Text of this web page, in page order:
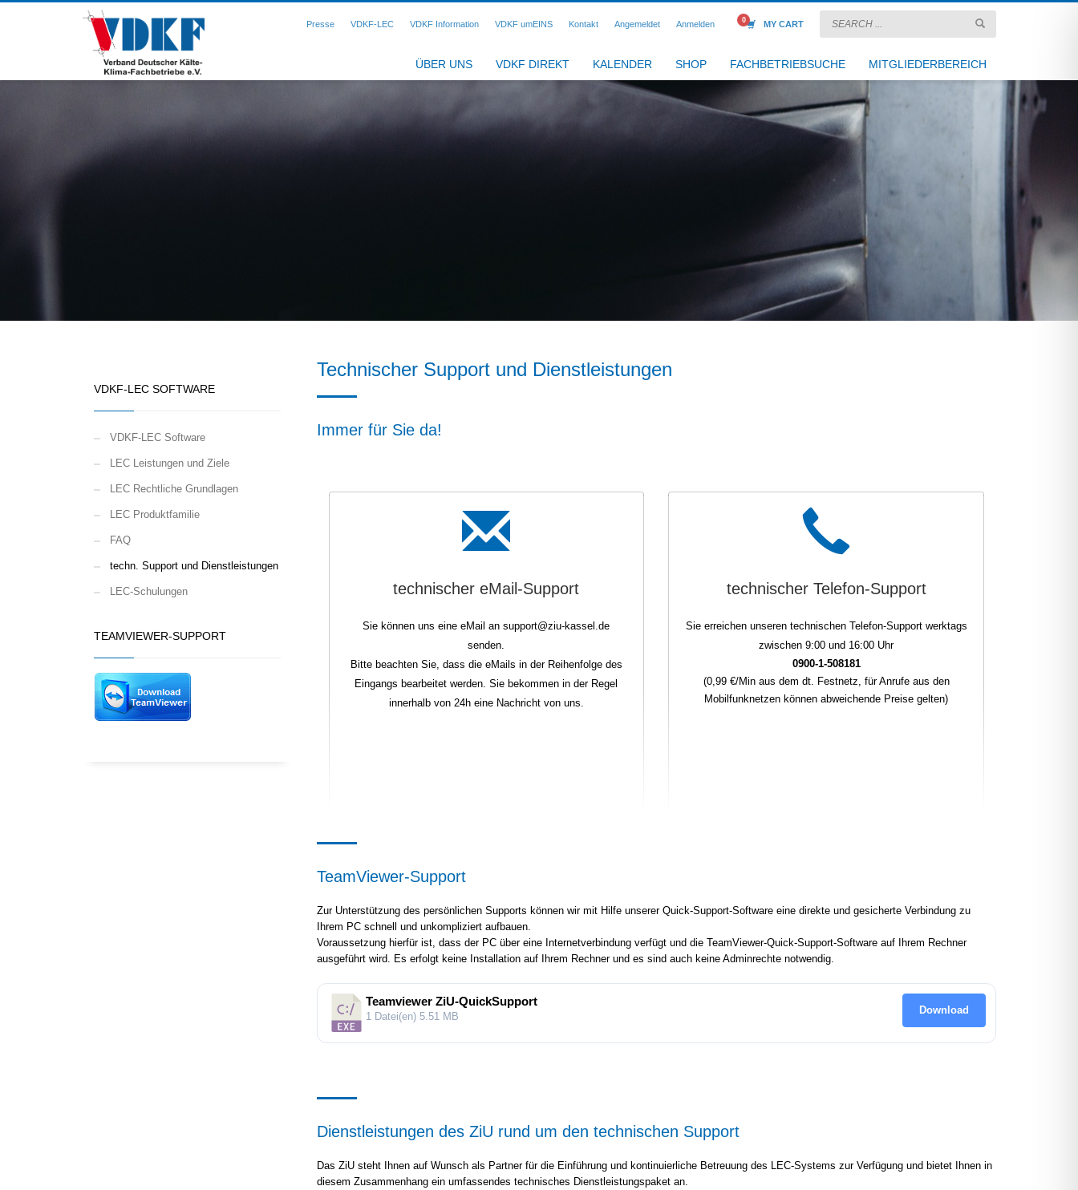
Presse VDKF-LEC VDKF Information VDKF umEINS Kontakt Angemeldet Anmelden MY CART
ÜBER UNS VDKF DIREKT KALENDER SHOP FACHBETRIEBSUCHE MITGLIEDERBEREICH
VDKF-LEC SOFTWARE
VDKF-LEC Software
LEC Leistungen und Ziele
LEC Rechtliche Grundlagen
LEC Produktfamilie
FAQ
techn. Support und Dienstleistungen
LEC-Schulungen
TEAMVIEWER-SUPPORT
Technischer Support und Dienstleistungen
Immer für Sie da!
technischer eMail-Support
Sie können uns eine eMail an support@ziu-kassel.de
senden.
Bitte beachten Sie, dass die eMails in der Reihenfolge des
Eingangs bearbeitet werden. Sie bekommen in der Regel
innerhalb von 24h eine Nachricht von uns.
technischer Telefon-Support
Sie erreichen unseren technischen Telefon-Support werktags
zwischen 9:00 und 16:00 Uhr
0900-1-508181
(0,99 €/Min aus dem dt. Festnetz, für Anrufe aus den
Mobilfunknetzen können abweichende Preise gelten)
TeamViewer-Support
Zur Unterstützung des persönlichen Supports können wir mit Hilfe unserer Quick-Support-Software eine direkte und gesicherte Verbindung zu
Ihrem PC schnell und unkompliziert aufbauen.
Voraussetzung hierfür ist, dass der PC über eine Internetverbindung verfügt und die TeamViewer-Quick-Support-Software auf Ihrem Rechner
ausgeführt wird. Es erfolgt keine Installation auf Ihrem Rechner und es sind auch keine Adminrechte notwendig.
Teamviewer ZiU-QuickSupport
1 Datei(en) 5.51 MB
Download
Dienstleistungen des ZiU rund um den technischen Support
Das ZiU steht Ihnen auf Wunsch als Partner für die Einführung und kontinuierliche Betreuung des LEC-Systems zur Verfügung und bietet Ihnen in
diesem Zusammenhang ein umfassendes technisches Dienstleistungspaket an.